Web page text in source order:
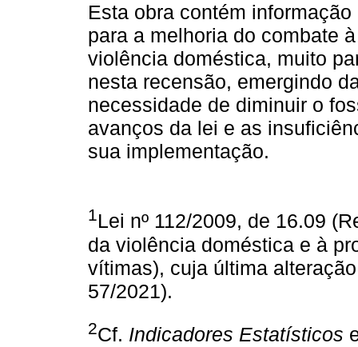
Esta obra contém
para a melhoria do combate
violência doméstica, muito
nesta recensão, emergindo
necessidade de diminuir o
avanços da lei e as
sua implementação.
1Lei nº 112/2009, de 16.09
da violência doméstica e à
vítimas), cuja última
57/2021).
2Cf. Indicadores Estatísticos